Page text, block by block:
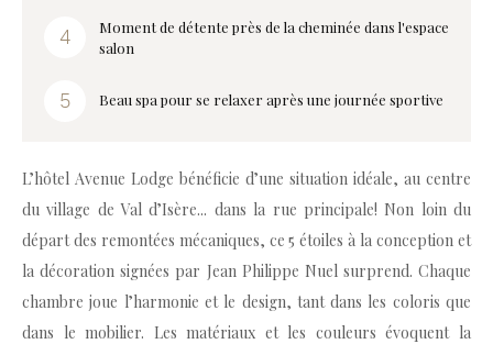
Moment de détente près de la cheminée dans l'espace
salon
Beau spa pour se relaxer après une journée sportive
L’hôtel Avenue Lodge bénéficie d’une situation idéale, au centre
du village de Val d’Isère... dans la rue principale! Non loin du
départ des remontées mécaniques, ce 5 étoiles à la conception et
la décoration signées par Jean Philippe Nuel surprend. Chaque
chambre joue l’harmonie et le design, tant dans les coloris que
dans le mobilier. Les matériaux et les couleurs évoquent la